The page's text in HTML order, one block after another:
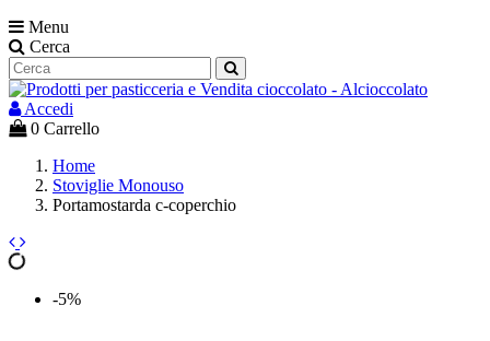
Menu
Cerca
Accedi
0 Carrello
Home
Stoviglie Monouso
Portamostarda c-coperchio
-5%